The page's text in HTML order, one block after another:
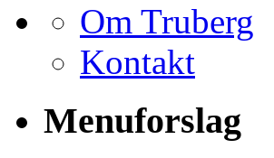
Om Truberg
Kontakt
Menuforslag